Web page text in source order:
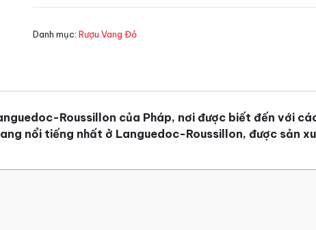
số
Danh mục: Rượu Vang Đỏ
Roussillon của Pháp, nơi được biết đến với
nổi tiếng nhất ở Languedoc-Roussillon, được sản